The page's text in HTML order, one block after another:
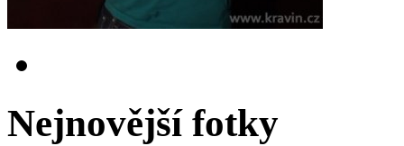
Nejnovější fotky